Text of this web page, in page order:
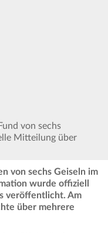
von sechs
Mitteilung über
von sechs Geiseln im
wurde offiziell
veröffentlicht. Am
über mehrere